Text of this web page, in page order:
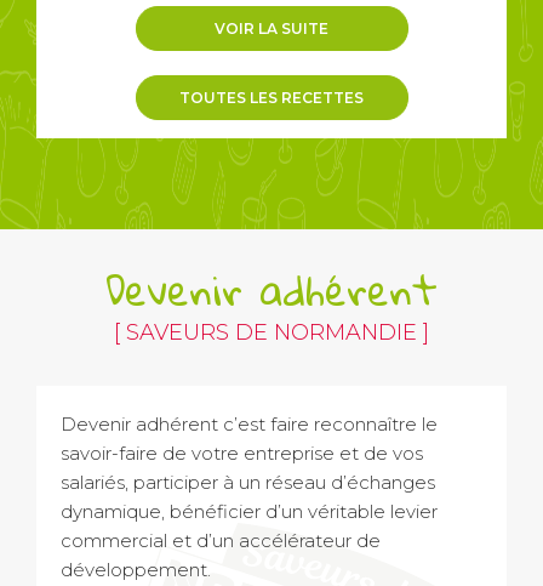
VOIR LA SUITE
TOUTES LES RECETTES
Devenir adhérent
[ SAVEURS DE NORMANDIE ]
Devenir adhérent c’est faire reconnaître le
savoir-faire de votre entreprise et de vos
salariés, participer à un réseau d’échanges
dynamique, bénéficier d’un véritable levier
commercial et d’un accélérateur de
développement.